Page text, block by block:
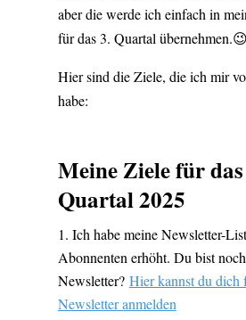
aber die werde ich einfach in
für das 3. Quartal übernehmen.😉
Hier sind die Ziele, die ich mir
habe:
Meine Ziele für
Quartal 2025
Ich habe meine Newsletter-
Abonnenten erhöht. Du bist
Newsletter? Hier kannst du dich
Newsletter anmelden